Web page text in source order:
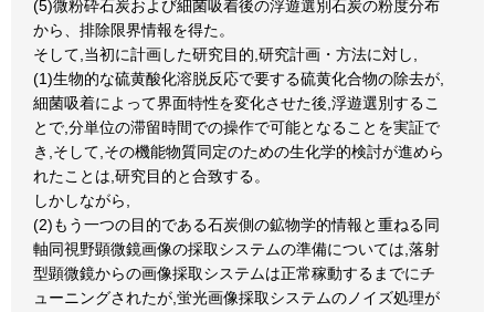
(5)微粉砕石炭および細菌吸着後の浮遊選別石炭の粉度分布
から、排除限界情報を得た。
そして,当初に計画した研究目的,研究計画・方法に対し,
(1)生物的な硫黄酸化溶脱反応で要する硫黄化合物の除去が,
細菌吸着によって界面特性を変化させた後,浮遊選別するこ
とで,分単位の滞留時間での操作で可能となることを実証で
き,そして,その機能物質同定のための生化学的検討が進めら
れたことは,研究目的と合致する。
しかしながら,
(2)もう一つの目的である石炭側の鉱物学的情報と重ねる同
軸同視野顕微鏡画像の採取システムの準備については,落射
型顕微鏡からの画像採取システムは正常稼動するまでにチ
ューニングされたが,蛍光画像採取システムのノイズ処理が